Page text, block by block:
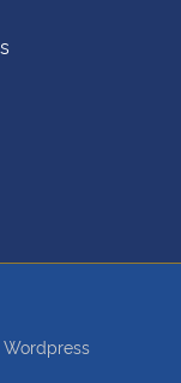
Wordpress